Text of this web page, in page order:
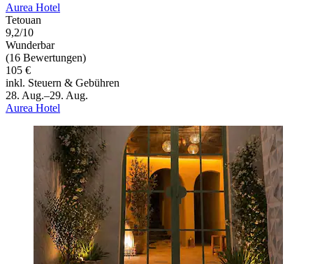
Aurea Hotel
Tetouan
9,2/10
Wunderbar
(16 Bewertungen)
105 €
inkl. Steuern & Gebühren
28. Aug.–29. Aug.
Aurea Hotel